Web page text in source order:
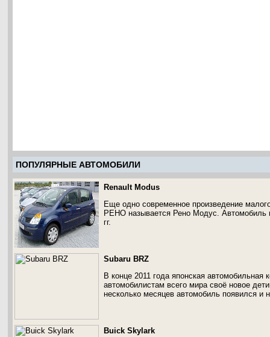
ПОПУЛЯРНЫЕ АВТОМОБИЛИ
Renault Modus
Еще одно современное произведение
РЕНО называется Рено Модус. Автомобиль
гг.
Subaru BRZ
В конце 2011 года японская автомобильная
автомобилистам всего мира своё новое
несколько месяцев автомобиль появился и
Buick Skylark